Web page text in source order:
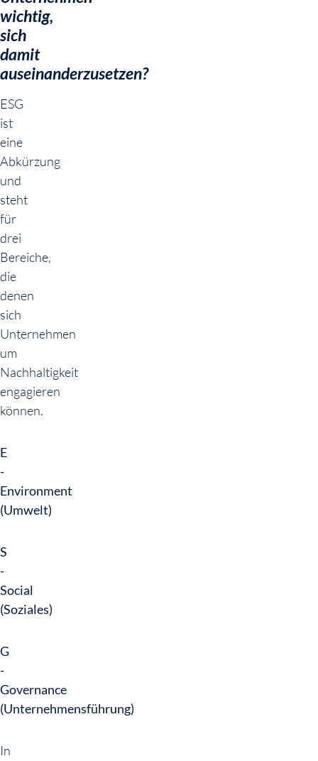
wichtig,
sich
damit
auseinanderzusetzen?
ESG
ist
eine
Abkürzung
und
steht
für
drei
Bereiche,
die
denen
sich
Unternehmen
um
Nachhaltigkeit
engagieren
können.
E
-
Environment
(Umwelt)
S
-
Social
(Soziales)
G
-
Governance
(Unternehmensführung)
In